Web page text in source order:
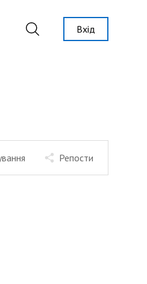
Вхід
Репости